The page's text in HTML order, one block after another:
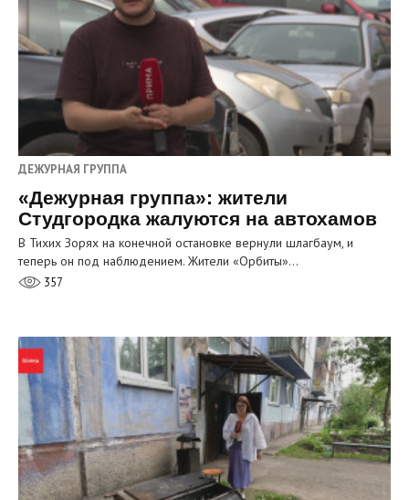
ДЕЖУРНАЯ ГРУППА
«Дежурная группа»: жители
Студгородка жалуются на автохамов
В Тихих Зорях на конечной остановке вернули шлагбаум, и
теперь он под наблюдением. Жители «Орбиты»…
357